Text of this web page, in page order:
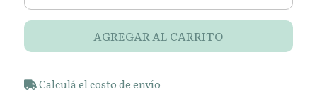
AGREGAR AL CARRITO
Calculá el costo de envío